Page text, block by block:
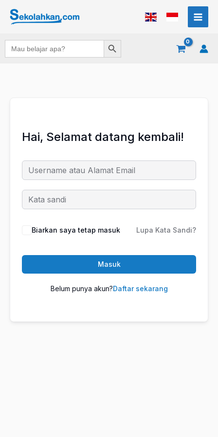
Search
for:
Search Button
Hai, Selamat datang kembali!
Biarkan saya tetap masuk Lupa Kata Sandi?
Masuk
Belum punya akun?Daftar sekarang